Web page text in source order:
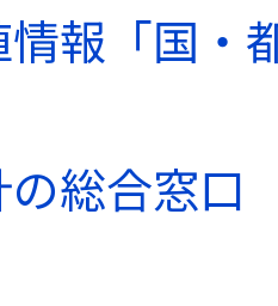
報「国・
総合窓口